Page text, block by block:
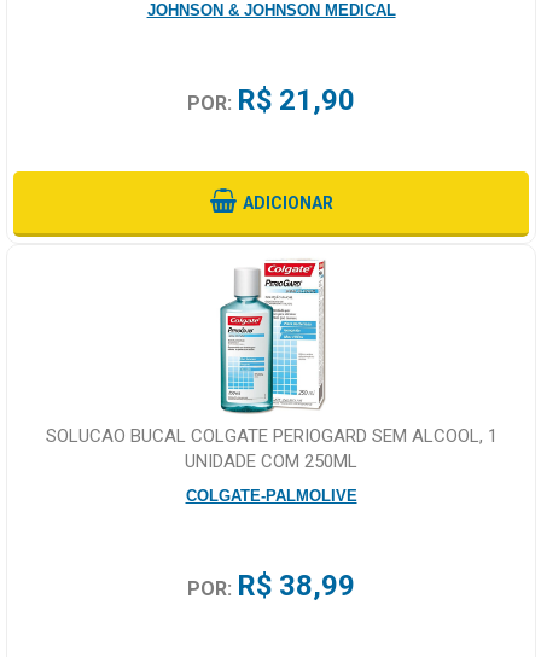
JOHNSON & JOHNSON MEDICAL
POR: R$ 21,90
ADICIONAR
SOLUCAO BUCAL COLGATE PERIOGARD SEM ALCOOL, 1
UNIDADE COM 250ML
COLGATE-PALMOLIVE
POR: R$ 38,99